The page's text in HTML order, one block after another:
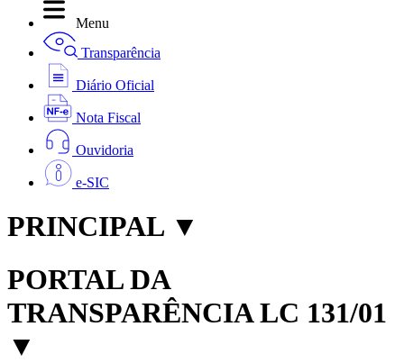
Menu
Transparência
Diário Oficial
Nota Fiscal
Ouvidoria
e-SIC
PRINCIPAL ▼
PORTAL DA
TRANSPARÊNCIA LC 131/01
▼